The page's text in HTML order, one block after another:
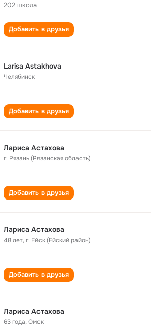
202 школа
Добавить в друзья
Larisa Astakhova
Челябинск
Добавить в друзья
Лариса Астахова
г. Рязань (Рязанская область)
Добавить в друзья
Лариса Астахова
48 лет,г. Ейск (Ейский район)
Добавить в друзья
Лариса Астахова
63 года,Омск